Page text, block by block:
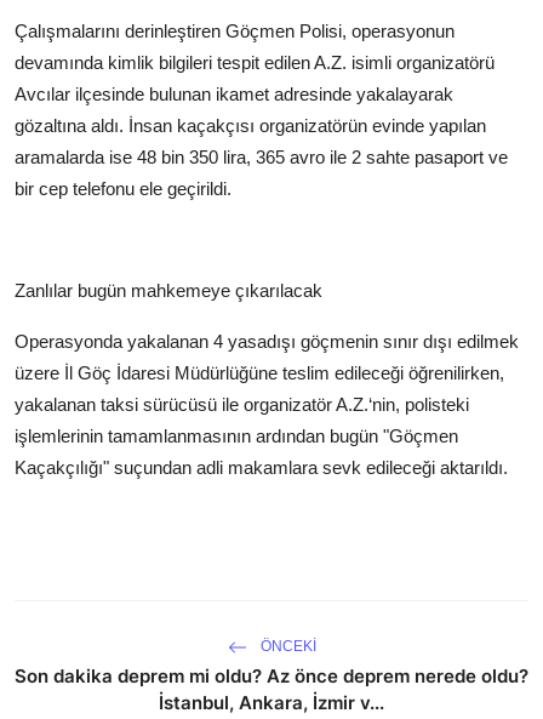
Çalışmalarını derinleştiren Göçmen Polisi, operasyonun
devamında kimlik bilgileri tespit edilen A.Z. isimli organizatörü
Avcılar ilçesinde bulunan ikamet adresinde yakalayarak
gözaltına aldı. İnsan kaçakçısı organizatörün evinde yapılan
aramalarda ise 48 bin 350 lira, 365 avro ile 2 sahte pasaport ve
bir cep telefonu ele geçirildi.
Zanlılar bugün mahkemeye çıkarılacak
Operasyonda yakalanan 4 yasadışı göçmenin sınır dışı edilmek
üzere İl Göç İdaresi Müdürlüğüne teslim edileceği öğrenilirken,
yakalanan taksi sürücüsü ile organizatör A.Z.‘nin, polisteki
işlemlerinin tamamlanmasının ardından bugün "Göçmen
Kaçakçılığı" suçundan adli makamlara sevk edileceği aktarıldı.
ÖNCEKI
Son dakika deprem mi oldu? Az önce deprem nerede oldu?
İstanbul, Ankara, İzmir v...